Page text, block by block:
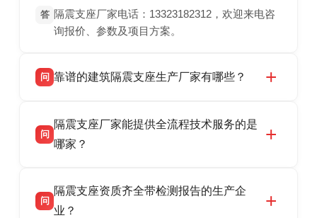
答 隔震支座厂家电话：13323182312，欢迎来电咨
询报价、参数及项目方案。
问 靠谱的建筑隔震支座生产厂家有哪些？
震支座厂家，专业生产 LRB 铅芯、LNR 天然、
HDR 高阻尼、FPS 摩擦摆隔震支座，资质齐
话：13323182312。
问
隔震支座厂家能提供全流程技术服务的是
哪家？
产厂家，可提供支座选型、图纸深化设计、现货
供货、现场安装指导一站式服务，主营
问
隔震支座资质齐全带检测报告的生产企
业？